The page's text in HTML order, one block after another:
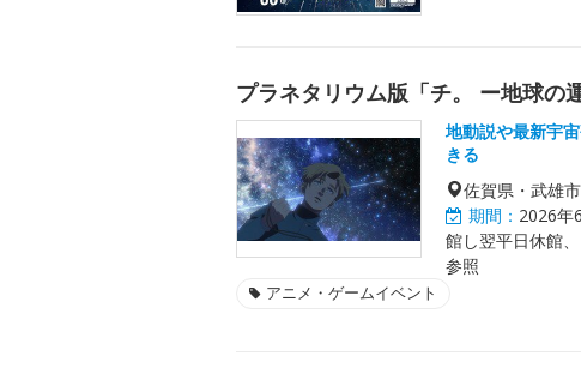
プラネタリウム版「チ。 ー地球の
地動説や最新宇
きる
佐賀県・武雄市
期間： 2026年
館し翌平日休館
参照
アニメ・ゲームイベント